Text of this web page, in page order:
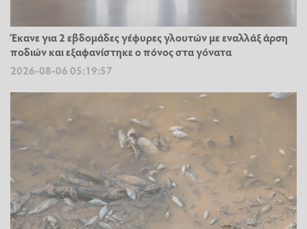
Έκανε για 2 εβδομάδες γέφυρες γλουτών με εναλλάξ άρση
ποδιών και εξαφανίστηκε ο πόνος στα γόνατα
2026-08-06 05:19:57